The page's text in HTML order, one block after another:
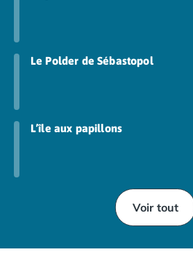
Le Polder de Sébastopol
L’île aux papillons
Voir tout